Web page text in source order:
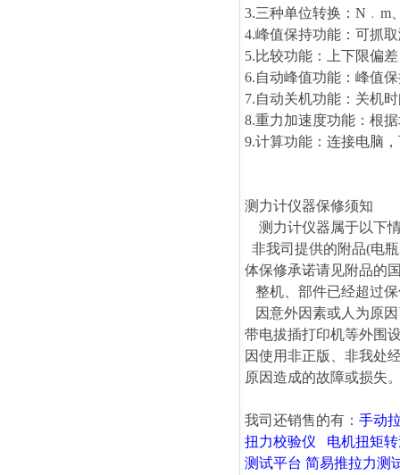
3.三种单位转换：N﹒m
4.峰值保持功能：可抓
5.比较功能：上下限偏
6.自动峰值功能：峰值
7.自动关机功能：关机
8.重力加速度功能：根
9.计算功能：连接电脑
测力计仪器保修须知
测力计仪器属于以下
非我司提供的附品(电
体保修承诺请见附品的
整机、部件已经超过
因意外因素或人为原
带电拔插打印机等外围
因使用非正版、非我处
原因造成的故障或损失
我司还销售的有： 手动
扭力校验仪
电机扭矩
测试平台 简易推拉力测